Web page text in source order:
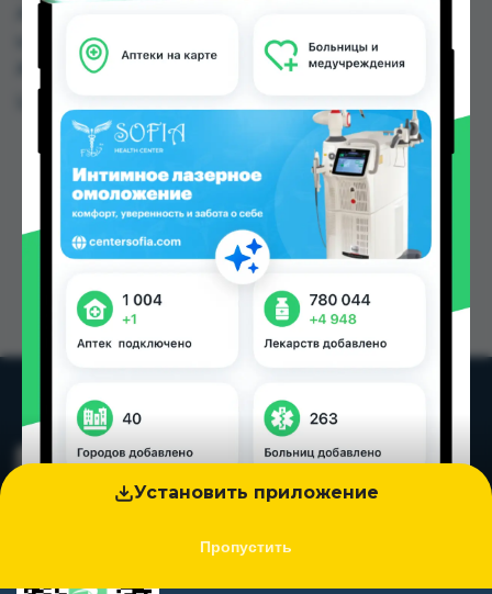
Установить приложение
Пропустить
цене от 26.10 TJS до 28.00 TJS в Душанбе и
других городах Таджикистана